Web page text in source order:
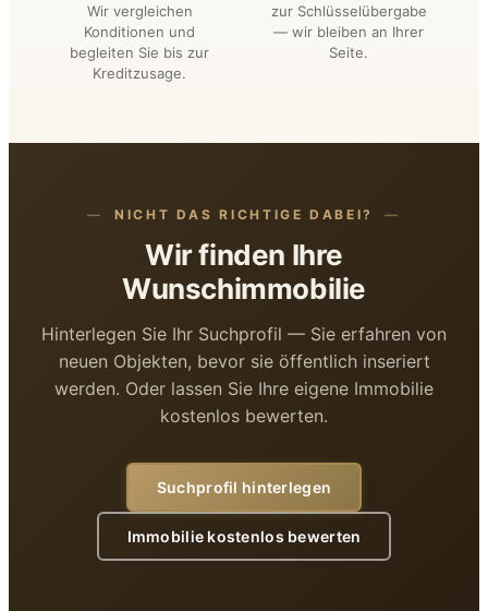
Wir vergleichen
Konditionen und
begleiten Sie bis zur
Kreditzusage.
zur Schlüsselübergabe
— wir bleiben an Ihrer
Seite.
NICHT DAS RICHTIGE DABEI?
Wir finden Ihre
Wunschimmobilie
Hinterlegen Sie Ihr Suchprofil — Sie erfahren von
neuen Objekten, bevor sie öffentlich inseriert
werden. Oder lassen Sie Ihre eigene Immobilie
kostenlos bewerten.
Suchprofil hinterlegen
Immobilie kostenlos bewerten